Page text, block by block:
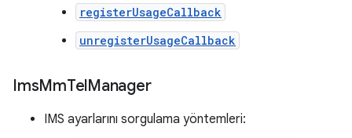
registerUsageCallback
unregisterUsageCallback
ImsMmTelManager
IMS ayarlarını sorgulama yöntemleri: